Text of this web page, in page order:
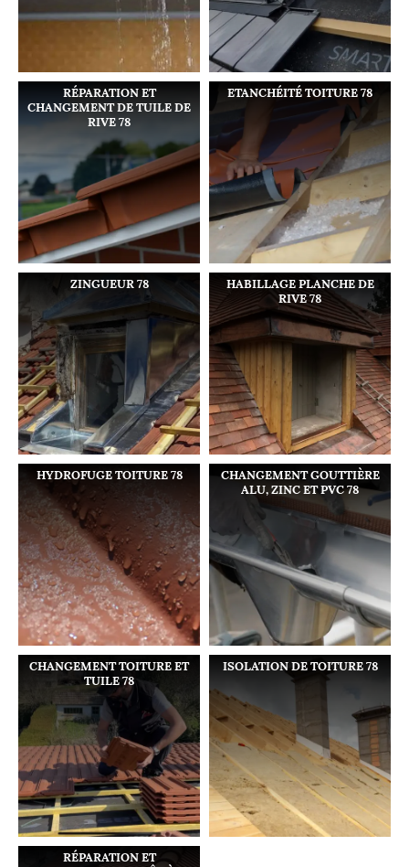
RÉPARATION ET
CHANGEMENT DE TUILE DE
RIVE 78
ETANCHÉITÉ TOITURE 78
ZINGUEUR 78
HABILLAGE PLANCHE DE
RIVE 78
HYDROFUGE TOITURE 78
CHANGEMENT GOUTTIÈRE
ALU, ZINC ET PVC 78
CHANGEMENT TOITURE ET
TUILE 78
ISOLATION DE TOITURE 78
RÉPARATION ET